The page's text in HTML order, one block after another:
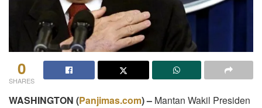
0
SHARES
WASHINGTON (Panjimas.com) – Mantan Wakil Presiden